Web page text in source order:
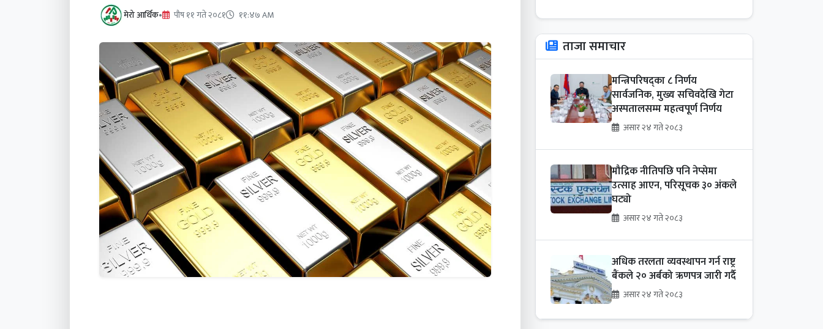
मेरो आर्थिक• पौष ११ गते २०८१ ११:४७ AM
ताजा समाचार
मन्त्रिपरिषद्का ८ निर्णय
सार्वजनिक, मुख्य सचिवदेखि गेटा
अस्पतालसम्म महत्वपूर्ण निर्णय
असार २४ गते २०८३
मौद्रिक नीतिपछि पनि नेप्सेमा
उत्साह आएन, परिसूचक ३० अंकले
घट्यो
असार २४ गते २०८३
अधिक तरलता व्यवस्थापन गर्न राष्ट्र
बैंकले २० अर्बको ऋणपत्र जारी गर्दै
असार २४ गते २०८३